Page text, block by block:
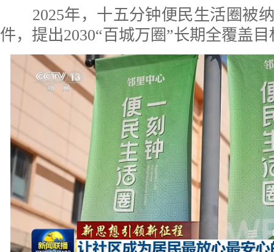
2025年，十五分钟便民生活圈被
件，提出2030“百城万圈”长期全覆盖目